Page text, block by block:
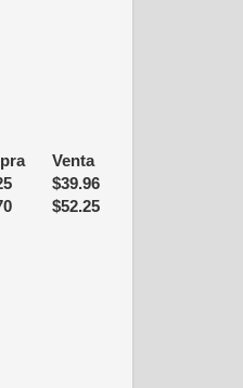
Venta
$39.96
$52.25